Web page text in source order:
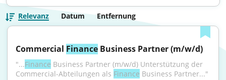
Relevanz Datum Entfernung
Commercial Finance Business Partner (m/w/d)
"...Finance Business Partner (m/w/d) Unterstützung der
Commercial-Abteilungen als Finance Business Partner..."